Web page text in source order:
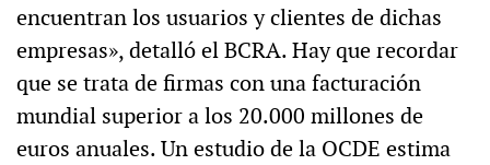
encuentran los usuarios y clientes de dichas
empresas», detalló el BCRA. Hay que recordar
que se trata de firmas con una facturación
mundial superior a los 20.000 millones de
euros anuales. Un estudio de la OCDE estima